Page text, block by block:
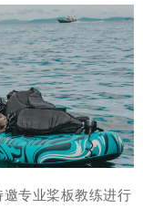
专业桨板教练进行